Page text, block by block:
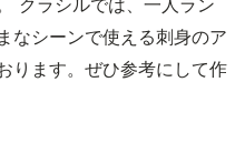
クラシルでは、一人ラン
なシーンで使える刺身のア
ります。ぜひ参考にして作